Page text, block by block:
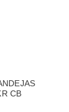
CB